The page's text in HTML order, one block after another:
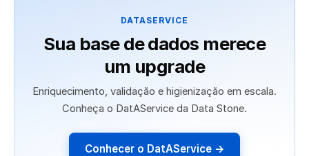
DATASERVICE
Sua base de dados merece
um upgrade
Enriquecimento, validação e higienização em escala.
Conheça o DatAService da Data Stone.
Conhecer o DatAService →